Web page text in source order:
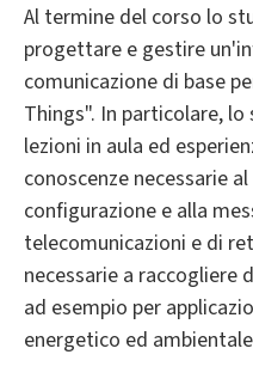
Al termine del corso lo
progettare e gestire
comunicazione di base
Things". In particolare,
lezioni in aula ed
conoscenze necessarie
configurazione e alla
telecomunicazioni e di
necessarie a raccogliere
ad esempio per
energetico ed